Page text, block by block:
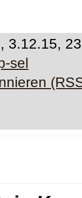
3.12.15,
sel